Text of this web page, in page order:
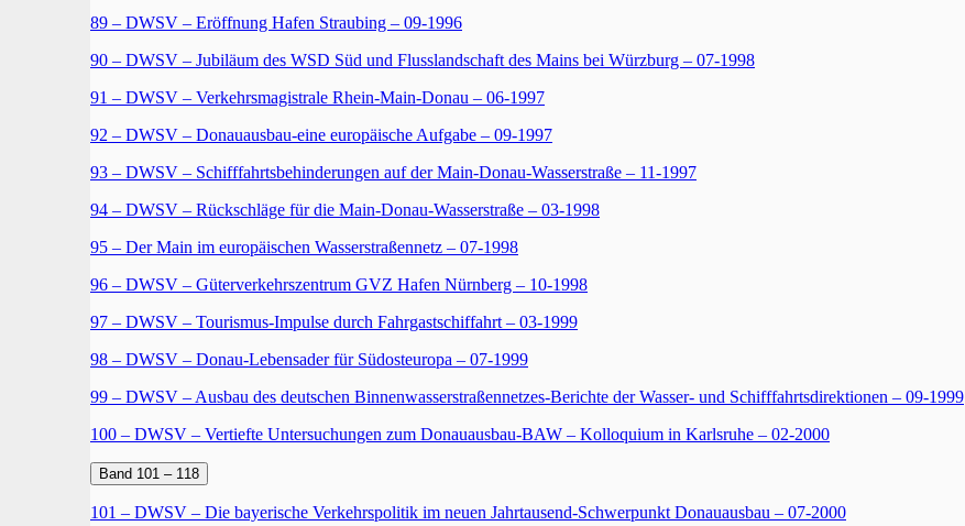
89 – DWSV – Eröffnung Hafen Straubing – 09-1996
90 – DWSV – Jubiläum des WSD Süd und Flusslandschaft des Mains bei Würzburg – 07-1998
91 – DWSV – Verkehrsmagistrale Rhein-Main-Donau – 06-1997
92 – DWSV – Donauausbau-eine europäische Aufgabe – 09-1997
93 – DWSV – Schifffahrtsbehinderungen auf der Main-Donau-Wasserstraße – 11-1997
94 – DWSV – Rückschläge für die Main-Donau-Wasserstraße – 03-1998
95 – Der Main im europäischen Wasserstraßennetz – 07-1998
96 – DWSV – Güterverkehrszentrum GVZ Hafen Nürnberg – 10-1998
97 – DWSV – Tourismus-Impulse durch Fahrgastschiffahrt – 03-1999
98 – DWSV – Donau-Lebensader für Südosteuropa – 07-1999
99 – DWSV – Ausbau des deutschen Binnenwasserstraßennetzes-Berichte der Wasser- und Schifffahrtsdirektionen – 09-1999
100 – DWSV – Vertiefte Untersuchungen zum Donauausbau-BAW – Kolloquium in Karlsruhe – 02-2000
Band 101 – 118
101 – DWSV – Die bayerische Verkehrspolitik im neuen Jahrtausend-Schwerpunkt Donauausbau – 07-2000